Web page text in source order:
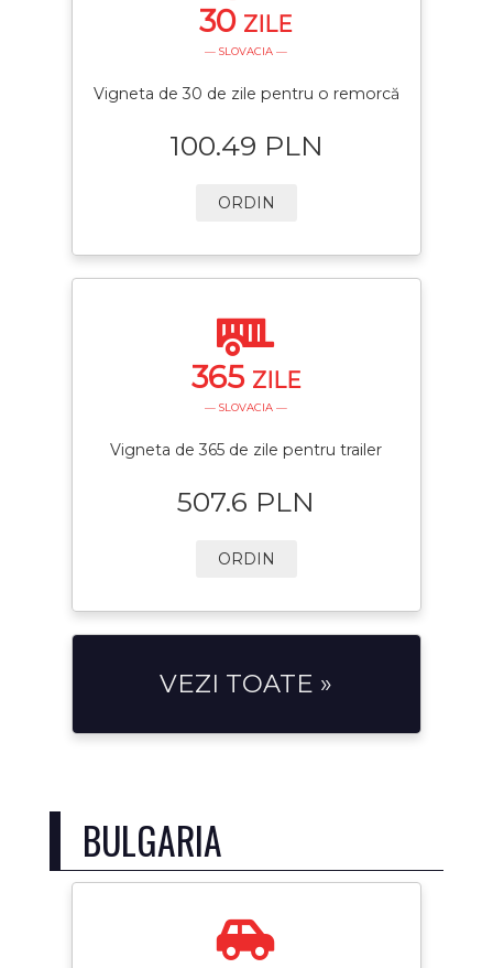
30 ZILE
— SLOVACIA —
Vigneta de 30 de zile pentru o remorcă
100.49 PLN
ORDIN
365 ZILE
— SLOVACIA —
Vigneta de 365 de zile pentru trailer
507.6 PLN
ORDIN
VEZI TOATE »
BULGARIA